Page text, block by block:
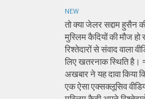
NEW
तो क्या जेलर सद्दाम
मुस्लिम कैदियों की मौज
रिश्तेदारों से संवाद वाला
लिए खतरनाक स्थिति
अखबार ने यह दावा
एक ऐसा एक्सक्लूसिव